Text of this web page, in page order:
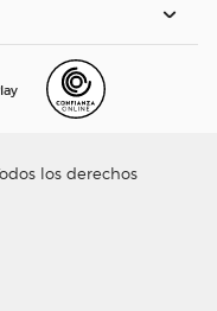
los derechos